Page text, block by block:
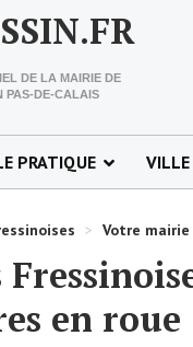
DE LA MAIRIE DE
PAS-DE-CALAIS
PRATIQUE VILLE
> Votre mairie
en roue